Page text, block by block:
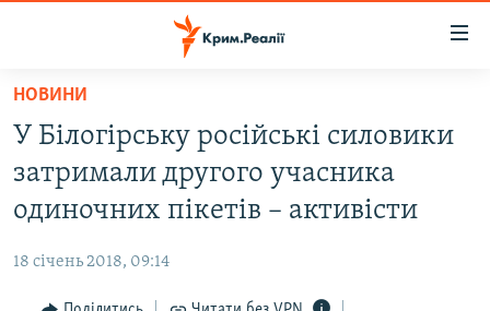
Перейти
основного
матеріалу
Перейти
до
основної
Перейти
ВОДА.КРИМ
ВІДЕО ТА ФОТО
БЛОГИ
НОВИНИ
У Білогірську російські силовики
затримали другого учасника
одиночних пікетів – активісти
18 січень 2018, 09:14